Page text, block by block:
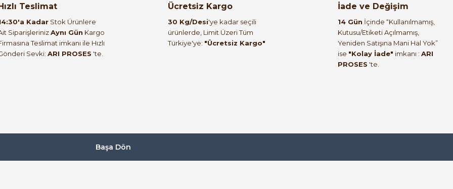
Hızlı Teslimat
Kadar Stok Ürünlere
SiparişlerinizAynı Gün Kargo
Teslimat imkanı ile Hızlı
Sevki: ARI PROSES 'te.
Ücretsiz Kargo
30 Kg/Desi'ye kadar seçili
ürünlerde, Limit Üzeri Tüm
Türkiye'ye: "Ücretsiz Kargo"
İade ve Değişim
14 Gün İçinde “Kullanılmamış,
Kutusu/Etiketi Açılmamış,
Yeniden Satışına Mani Hal Yok”
ise "Kolay İade" imkanı : ARI
PROSES 'te.
Başa Dön